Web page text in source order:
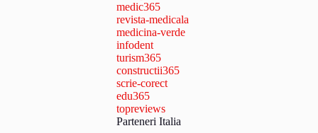
medic365
revista-medicala
medicina-verde
infodent
turism365
constructii365
scrie-corect
edu365
topreviews
Parteneri Italia